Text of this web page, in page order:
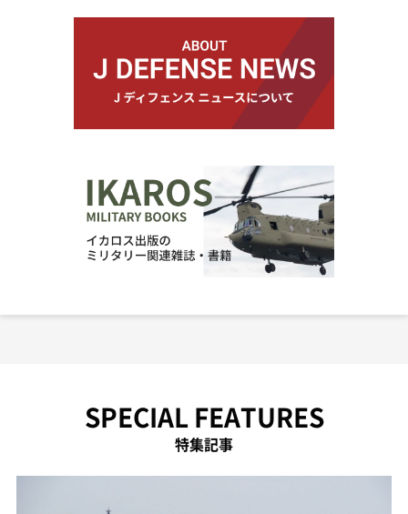
SPECIAL FEATURES
特集記事